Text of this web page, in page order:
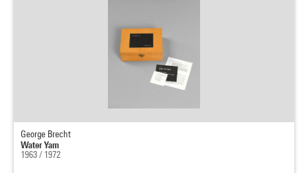
George Brecht
Water Yam
1963 / 1972